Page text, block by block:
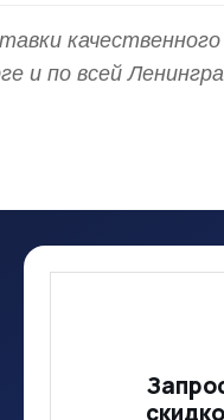
и по всей